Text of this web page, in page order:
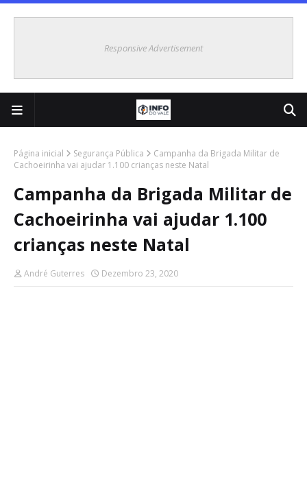
Responsive Advertisement
Página inicial Segurança Pública
Campanha da Brigada Militar de
Cachoeirinha vai ajudar 1.100 crianças neste Natal
Campanha da Brigada Militar de
Cachoeirinha vai ajudar 1.100
crianças neste Natal
André Guterres Dezembro 23, 2020